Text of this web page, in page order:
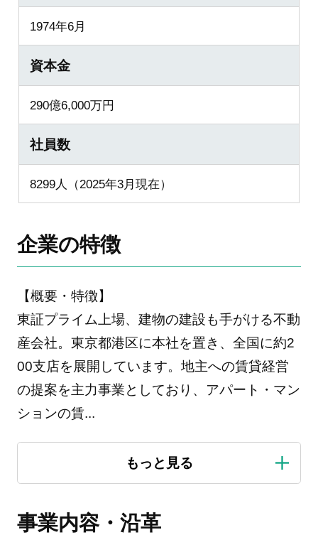
1974年6月
資本金
290億6,000万円
社員数
8299人（2025年3月現在）
企業の特徴
【概要・特徴】
東証プライム上場、建物の建設も手がける不動
産会社。東京都港区に本社を置き、全国に約2
00支店を展開しています。地主への賃貸経営
の提案を主力事業としており、アパート・マン
ションの賃...
事業内容・沿革